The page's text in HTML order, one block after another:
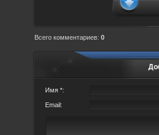
Всего комментариев: 0
Имя *:
Email: